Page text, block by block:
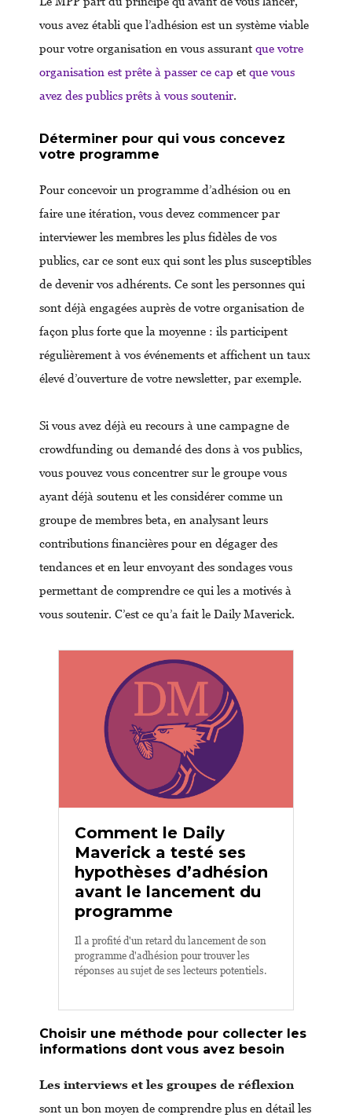
vous avez établi que l’adhésion est un système viable
pour votre organisation en vous assurant que votre
organisation est prête à passer ce cap et que vous
avez des publics prêts à vous soutenir.
Déterminer pour qui vous concevez
votre programme
Pour concevoir un programme d’adhésion ou en
faire une itération, vous devez commencer par
interviewer les membres les plus fidèles de vos
publics, car ce sont eux qui sont les plus susceptibles
de devenir vos adhérents. Ce sont les personnes qui
sont déjà engagées auprès de votre organisation de
façon plus forte que la moyenne : ils participent
régulièrement à vos événements et affichent un taux
élevé d’ouverture de votre newsletter, par exemple.
Si vous avez déjà eu recours à une campagne de
crowdfunding ou demandé des dons à vos publics,
vous pouvez vous concentrer sur le groupe vous
ayant déjà soutenu et les considérer comme un
groupe de membres beta, en analysant leurs
contributions financières pour en dégager des
tendances et en leur envoyant des sondages vous
permettant de comprendre ce qui les a motivés à
vous soutenir. C’est ce qu’a fait le Daily Maverick.
Comment le Daily
Maverick a testé ses
hypothèses d’adhésion
avant le lancement du
programme
Il a profité d'un retard du lancement de son
programme d'adhésion pour trouver les
réponses au sujet de ses lecteurs potentiels.
Choisir une méthode pour collecter les
informations dont vous avez besoin
Les interviews et les groupes de réflexion
sont un bon moyen de comprendre plus en détail les